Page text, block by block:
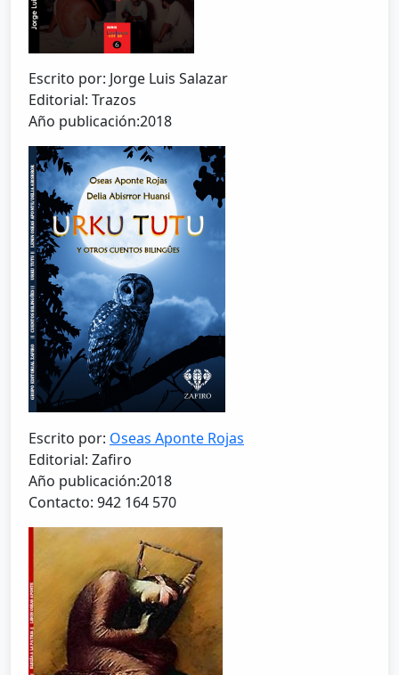
Escrito por: Jorge Luis Salazar
Editorial: Trazos
Año publicación:2018
Escrito por: Oseas Aponte Rojas
Editorial: Zafiro
Año publicación:2018
Contacto: 942 164 570